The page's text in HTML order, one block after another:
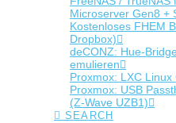
Microserver Gen8 +
Kostenloses FHEM
Dropbox)
deCONZ: Hue-
emulieren
Proxmox: LXC
Proxmox: USB
(Z-Wave UZB1)
SEARCH